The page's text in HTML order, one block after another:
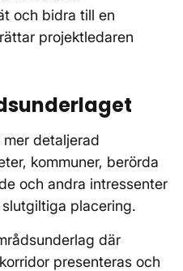
och bidra till en
projektledaren
detaljerad
kommuner, berörda
och andra intressenter
placering.
där
presenteras och